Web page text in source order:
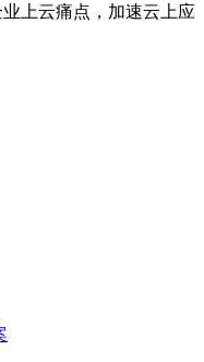
上云痛点，加速云上应